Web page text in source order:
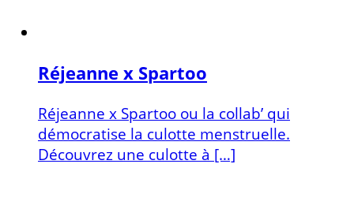
Réjeanne x Spartoo
Réjeanne x Spartoo ou la collab’ qui
démocratise la culotte menstruelle.
Découvrez une culotte à […]